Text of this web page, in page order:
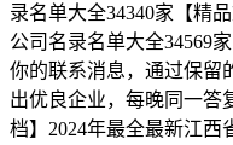
录名单大全34340家【精
公司名录名单大全34569
你的联系消息，通过保留
出优良企业，每晚同一答
档】2024年最全最新江西